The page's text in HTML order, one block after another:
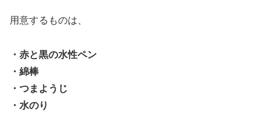
用意するものは、
・赤と黒の水性ペン
・綿棒
・つまようじ
・水のり